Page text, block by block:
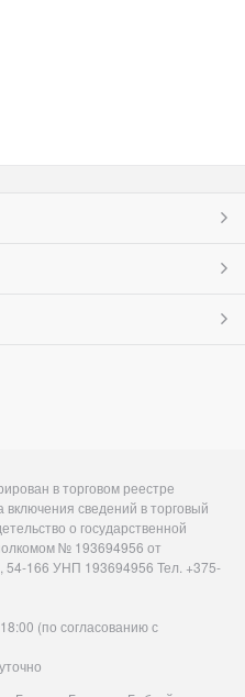
в торговом реестре
сведений в торговый
о государственной
№ 193694956 от
54-166 УНП 193694956 Тел. +375-
(по согласованию с